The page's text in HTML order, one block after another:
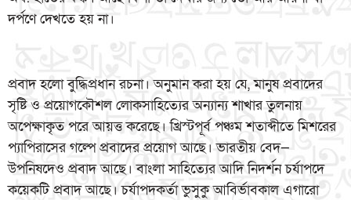
দর্পণে দেখতে হয় না।
প্রবাদ হলো বুদ্ধিপ্রধান রচনা। অনুমান করা হয় যে, মানুষ প্রবাদের
সৃষ্টি ও প্রয়োগকৌশল লোকসাহিত্যের অন্যান্য শাখার তুলনায়
অপেক্ষাকৃত পরে আয়ত্ত করেছে। খ্রিস্টপূর্ব পঞ্চম শতাব্দীতে মিশরের
প্যাপিরাসের গল্পে প্রবাদের প্রয়োগ আছে। ভারতীয় বেদ—
উপনিষদেও প্রবাদ আছে। বাংলা সাহিত্যের আদি নিদর্শন চর্যাপদে
কয়েকটি প্রবাদ আছে। চর্যাপদকর্তা ভুসুকু আবির্ভাবকাল এগারো